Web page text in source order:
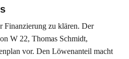
Finanzierung zu klären. Der
W 22, Thomas Schmidt,
vor. Den Löwenanteil macht